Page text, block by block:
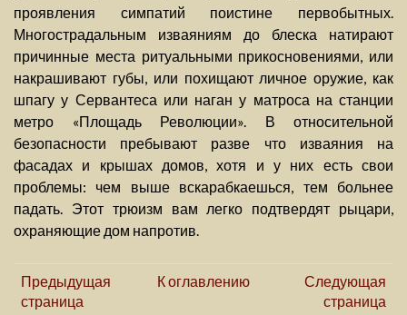
проявления симпатий поистине первобытных.
Многострадальным изваяниям до блеска натирают
причинные места ритуальными прикосновениями, или
накрашивают губы, или похищают личное оружие, как
шпагу у Сервантеса или наган у матроса на станции
метро «Площадь Революции». В относительной
безопасности пребывают разве что изваяния на
фасадах и крышах домов, хотя и у них есть свои
проблемы: чем выше вскарабкаешься, тем больнее
падать. Этот трюизм вам легко подтвердят рыцари,
охраняющие дом напротив.
Предыдущая
страница
К оглавлению
Следующая
страница